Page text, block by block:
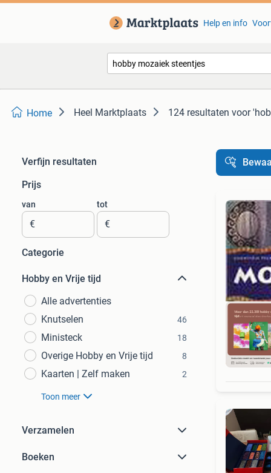
Help en info
Home Heel Marktplaats 124 resultaten voor
Verfijn resultaten
Prijs
van
€
tot
€
Categorie
Hobby en Vrije tijd
Alle advertenties
Knutselen
46
Ministeck 18
Overige Hobby en Vrije tijd 8
Kaarten | Zelf maken 2
Toon meer
Verzamelen
Boeken